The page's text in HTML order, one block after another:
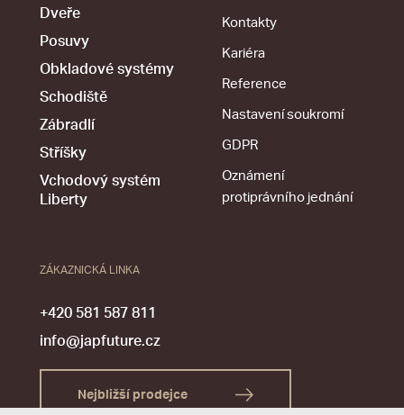
Dveře
Posuvy
Obkladové systémy
Schodiště
Zábradlí
Stříšky
Vchodový systém
Liberty
Kontakty
Kariéra
Reference
Nastavení soukromí
GDPR
Oznámení
protiprávního jednání
ZÁKAZNICKÁ LINKA
+420 581 587 811
info@japfuture.cz
Nejbližší prodejce